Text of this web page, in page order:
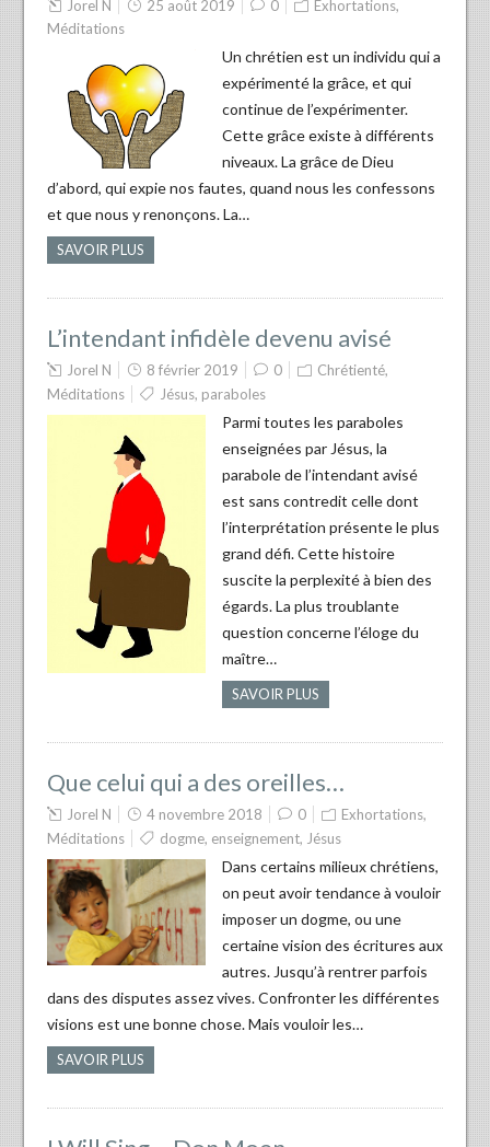
Jorel N 25 août 2019 0 Exhortations,
Méditations
Un chrétien est un individu qui a
expérimenté la grâce, et qui
continue de l’expérimenter.
Cette grâce existe à différents
niveaux. La grâce de Dieu
d’abord, qui expie nos fautes, quand nous les confessons
et que nous y renonçons. La…
SAVOIR PLUS
L’intendant infidèle devenu avisé
Jorel N 8 février 2019 0 Chrétienté,
Méditations
Jésus, paraboles
Parmi toutes les paraboles
enseignées par Jésus, la
parabole de l’intendant avisé
est sans contredit celle dont
l’interprétation présente le plus
grand défi. Cette histoire
suscite la perplexité à bien des
égards. La plus troublante
question concerne l’éloge du
maître…
SAVOIR PLUS
Que celui qui a des oreilles…
Jorel N 4 novembre 2018 0 Exhortations,
Méditations
dogme, enseignement, Jésus
Dans certains milieux chrétiens,
on peut avoir tendance à vouloir
imposer un dogme, ou une
certaine vision des écritures aux
autres. Jusqu’à rentrer parfois
dans des disputes assez vives. Confronter les différentes
visions est une bonne chose. Mais vouloir les…
SAVOIR PLUS